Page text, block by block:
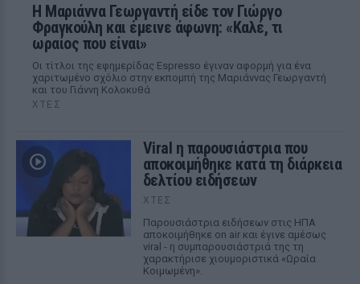
Η Μαριάννα Γεωργαντή είδε τον Γιώργο
Φραγκούλη και έμεινε άφωνη: «Καλέ, τι
ωραίος που είναι»
Οι τίτλοι της εφημερίδας Espresso έγιναν αφορμή για ένα
χαριτωμένο σχόλιο στην εκπομπή της Μαριάννας Γεωργαντή
και του Γιάννη Κολοκυθά
ΧΤΕΣ
Viral η παρουσιάστρια που
αποκοιμήθηκε κατά τη διάρκεια
δελτίου ειδήσεων
ΧΤΕΣ
Παρουσιάστρια ειδήσεων στις ΗΠΑ
αποκοιμήθηκε on air και έγινε αμέσως
viral - η συμπαρουσιάστριά της τη
χαρακτήρισε χιουμοριστικά «Ωραία
Κοιμωμένη».